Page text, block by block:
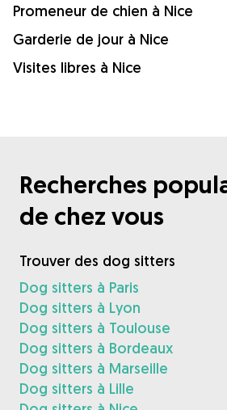
Promeneur de chien à Nice
Garderie de jour à Nice
Visites libres à Nice
Recherches
de chez vous
Trouver des dog sitters
Dog sitters à Paris
Dog sitters à Lyon
Dog sitters à Toulouse
Dog sitters à Bordeaux
Dog sitters à Marseille
Dog sitters à Lille